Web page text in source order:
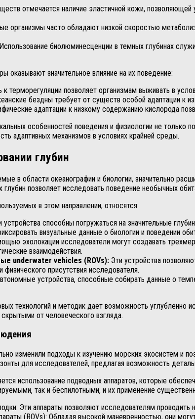
отмечается наличие эластичной кожи,
организмы часто обладают низкой скоростью
Использование биолюминесценции в темных глубинах
оказывают значительное влияние на их поведение:
к терморегуляции позволяет организмам выживать в
бездны требует от существ особой адаптации к
адаптации к низкому содержанию кислорода
особенностей поведения и физиологии не
адаптивных механизмов в условиях крайней среды.
глубин
в области океанографии и биологии, значительно
позволяет исследовать поведение необычных
в этом направлении, относятся:
устройства способны погружаться на значительные
визуальные данные о биологии и поведении
эхолокации исследователи могут создавать
взаимодействия.
underwater vehicles (ROVs): Эти устройства
присутствия исследователя.
устройства, способные собирать данные о
технологий и методик дает возможность углубленно
от человеческого взгляда.
изменили подходы к изучению морских экосистем и
для исследователей, предлагая возможность
использование подводных аппаратов, которые
так и беспилотными, и их применение
Эти аппараты позволяют исследователям
(ROVs): Обладая высокой маневренностью, они